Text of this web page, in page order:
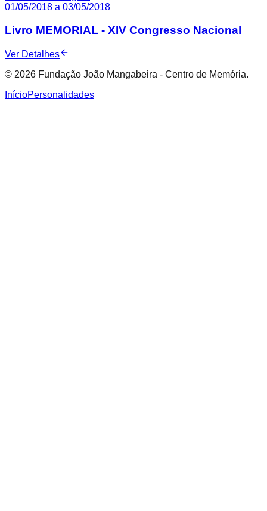
01/05/2018 a 03/05/2018
Livro MEMORIAL - XIV Congresso Nacional
Ver Detalhes
© 2026 Fundação João Mangabeira - Centro de Memória.
InícioPersonalidades